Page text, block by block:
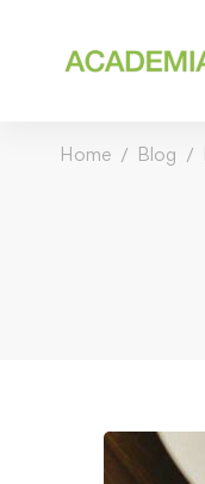
Home Blog